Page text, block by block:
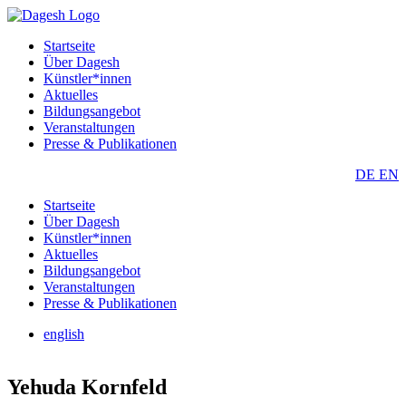
Startseite
Über Dagesh
Künstler*innen
Aktuelles
Bildungsangebot
Veranstaltungen
Presse & Publikationen
DE EN
Startseite
Über Dagesh
Künstler*innen
Aktuelles
Bildungsangebot
Veranstaltungen
Presse & Publikationen
english
Yehuda Kornfeld